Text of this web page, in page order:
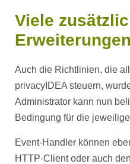
Viele
Erweiterungen
Auch die Richtlinien, die
privacyIDEA steuern,
Administrator kann nun
Bedingung für die
Event-Handler können
HTTP-Client oder auch